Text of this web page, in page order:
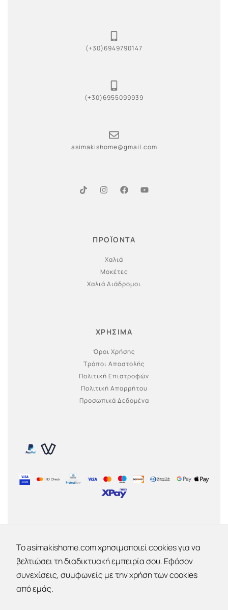
(+30)6949790147
(+30)6955099939
asimakishome@gmail.com
ΠΡΟΪΟΝΤΑ
Χαλιά
Μοκέτες
Χαλιά Διάδρομοι
ΧΡΗΣΙΜΑ
Όροι Χρήσης
Τρόποι Αποστολής
Πολιτική Επιστροφών
Πολιτική Απορρήτου
Προσωπικά Δεδομένα
Εταιρία
Επικοινωνία
To asimakishome.com χρησιμοποιεί cookies για να
βελτιώσει τη διαδικτυακή εμπειρία σου. Εφόσον
συνεχίσεις, συμφωνείς με την χρήση των cookies
από εμάς.